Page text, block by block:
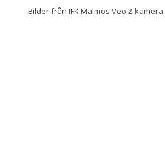
Bilder från IFK Malmös Veo 2-kamera.